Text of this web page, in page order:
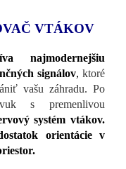
VTÁKOV
najmodernejšiu
signálov, ktoré
vašu záhradu. Po
s premenlivou
systém vtákov.
orientácie v